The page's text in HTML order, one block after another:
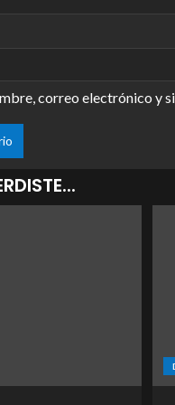
correo electrónico y